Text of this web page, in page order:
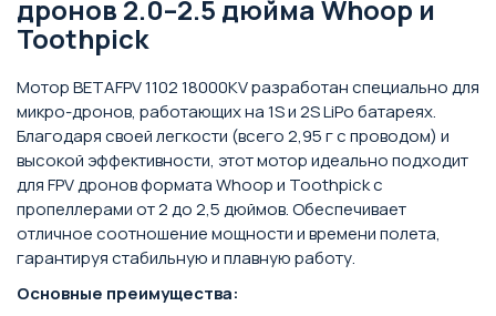
дронов 2.0–2.5 дюйма Whoop и
Toothpick
Мотор BETAFPV 1102 18000KV разработан специально для
микро-дронов, работающих на 1S и 2S LiPo батареях.
Благодаря своей легкости (всего 2,95 г с проводом) и
высокой эффективности, этот мотор идеально подходит
для FPV дронов формата Whoop и Toothpick с
пропеллерами от 2 до 2,5 дюймов. Обеспечивает
отличное соотношение мощности и времени полета,
гарантируя стабильную и плавную работу.
Основные преимущества: